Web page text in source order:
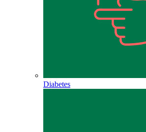
Diabetes